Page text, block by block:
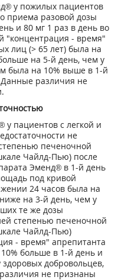
у пожилых пациентов
приема разовой дозы
и 80 мг 1 раз в день во
"концентрация - время"
лиц (> 65 лет) была на
на 5-й день, чем у
была на 10% выше в 1-й
различия не
пациентов с легкой и
не
печеночной
Чайлд-Пью) после
Эменд® в 1-й день
под кривой
24 часов была на
на 3-й день, чем у
те же дозы
степенью печеночной
Чайлд-Пью)
- время" апрепитанта
больше в 1-й день и
добровольцев,
не признаны